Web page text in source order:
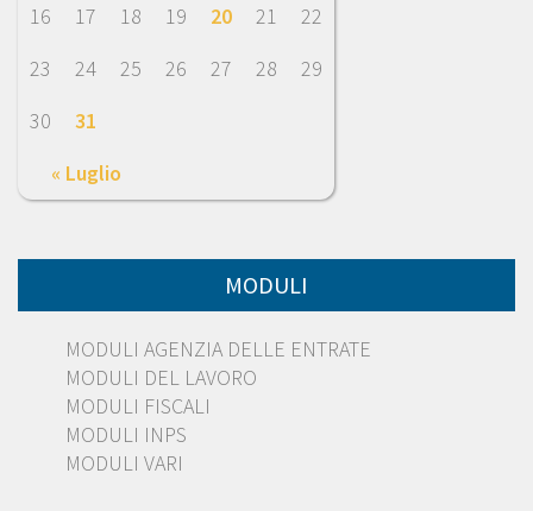
« Luglio
16
17 18 19 20 21
22
23
24 25 26 27 28
29
30
31
MODULI
MODULI AGENZIA DELLE ENTRATE
MODULI DEL LAVORO
MODULI FISCALI
MODULI INPS
MODULI VARI